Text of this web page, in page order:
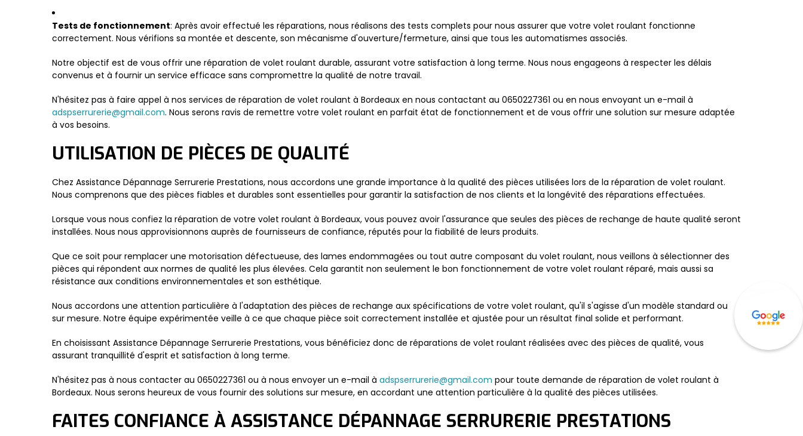
Tests de fonctionnement: Après avoir effectué les réparations, nous réalisons des tests complets pour nous assurer que votre volet roulant fonctionne
correctement. Nous vérifions sa montée et descente, son mécanisme d'ouverture/fermeture, ainsi que tous les automatismes associés.
Notre objectif est de vous offrir une réparation de volet roulant durable, assurant votre satisfaction à long terme. Nous nous engageons à respecter les délais
convenus et à fournir un service efficace sans compromettre la qualité de notre travail.
N'hésitez pas à faire appel à nos services de réparation de volet roulant à Bordeaux en nous contactant au 0650227361 ou en nous envoyant un e-mail à
adspserrurerie@gmail.com. Nous serons ravis de remettre votre volet roulant en parfait état de fonctionnement et de vous offrir une solution sur mesure adaptée
à vos besoins.
UTILISATION DE PIÈCES DE QUALITÉ
Chez Assistance Dépannage Serrurerie Prestations, nous accordons une grande importance à la qualité des pièces utilisées lors de la réparation de volet roulant.
Nous comprenons que des pièces fiables et durables sont essentielles pour garantir la satisfaction de nos clients et la longévité des réparations effectuées.
Lorsque vous nous confiez la réparation de votre volet roulant à Bordeaux, vous pouvez avoir l'assurance que seules des pièces de rechange de haute qualité seront
installées. Nous nous approvisionnons auprès de fournisseurs de confiance, réputés pour la fiabilité de leurs produits.
Que ce soit pour remplacer une motorisation défectueuse, des lames endommagées ou tout autre composant du volet roulant, nous veillons à sélectionner des
pièces qui répondent aux normes de qualité les plus élevées. Cela garantit non seulement le bon fonctionnement de votre volet roulant réparé, mais aussi sa
résistance aux conditions environnementales et son esthétique.
Nous accordons une attention particulière à l'adaptation des pièces de rechange aux spécifications de votre volet roulant, qu'il s'agisse d'un modèle standard ou
sur mesure. Notre équipe expérimentée veille à ce que chaque pièce soit correctement installée et ajustée pour un résultat final solide et performant.
En choisissant Assistance Dépannage Serrurerie Prestations, vous bénéficiez donc de réparations de volet roulant réalisées avec des pièces de qualité, vous
assurant tranquillité d'esprit et satisfaction à long terme.
N'hésitez pas à nous contacter au 0650227361 ou à nous envoyer un e-mail à adspserrurerie@gmail.com pour toute demande de réparation de volet roulant à
Bordeaux. Nous serons heureux de vous fournir des solutions sur mesure, en accordant une attention particulière à la qualité des pièces utilisées.
FAITES CONFIANCE À ASSISTANCE DÉPANNAGE SERRURERIE PRESTATIONS